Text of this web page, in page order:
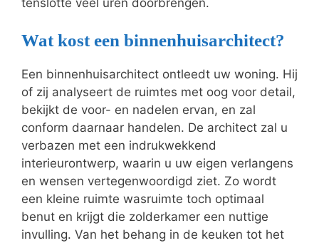
Wat kost een binnenhuisarchitect?
Een binnenhuisarchitect ontleedt uw woning. Hij
of zij analyseert de ruimtes met oog voor detail,
bekijkt de voor- en nadelen ervan, en zal
conform daarnaar handelen. De architect zal u
verbazen met een indrukwekkend
interieurontwerp, waarin u uw eigen verlangens
en wensen vertegenwoordigd ziet. Zo wordt
een kleine ruimte wasruimte toch optimaal
benut en krijgt die zolderkamer een nuttige
invulling. Van het behang in de keuken tot het